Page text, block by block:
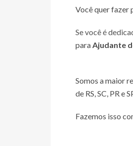
Você quer fazer
Se você é
paraAjudante
Somos a maior
de RS, SC, PR e
Fazemos isso